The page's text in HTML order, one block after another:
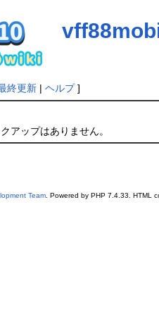
終更新| ヘルプ]
アップはありません。
Team. Powered by PHP 7.4.33. HTML